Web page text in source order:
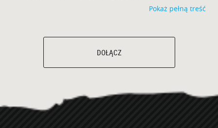
Pokaż pełną treść
DOŁĄCZ